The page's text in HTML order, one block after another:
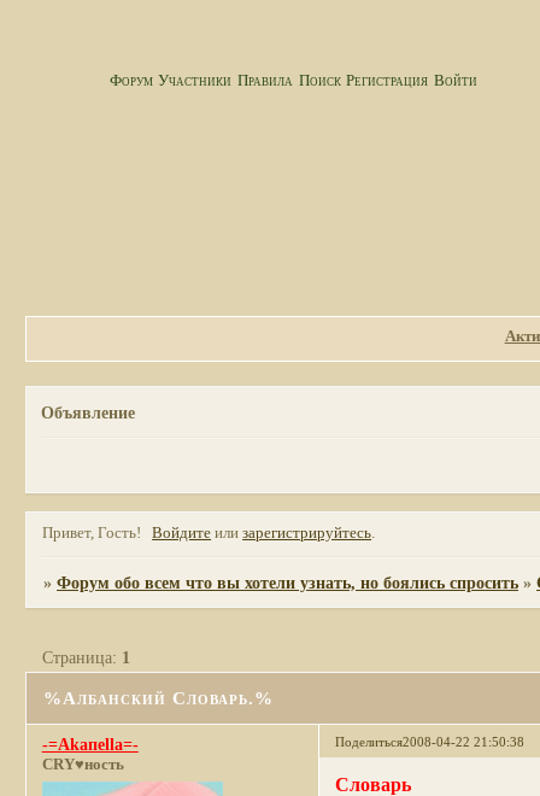
Форум Участники Правила Поиск Регистрация Войти
Объявление
Привет, Гость! Войдите илизарегистрируйтесь.
»Форум обо всем что вы хотели узнать, но боялись спросить »
%Албанский Словарь.%
Страница: 1
Поделиться2008-04-22 21:50:38
-=Akaпella=-
CRY♥ность
Словарь